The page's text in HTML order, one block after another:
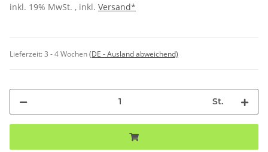
inkl. 19% MwSt. , inkl. Versand*
Lieferzeit:3 - 4 Wochen(DE - Ausland abweichend)
St.